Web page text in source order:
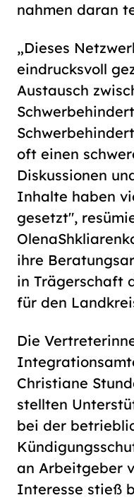
nahmen daran
„Dieses
eindrucksvoll
Austausch
oft einen
Diskussionen
Inhalte haben
gesetzt",
Olena
ihre
in Trägerschaft
für den
Die
Christiane
stellten
bei der
an Arbeitgeber
Interesse stieß